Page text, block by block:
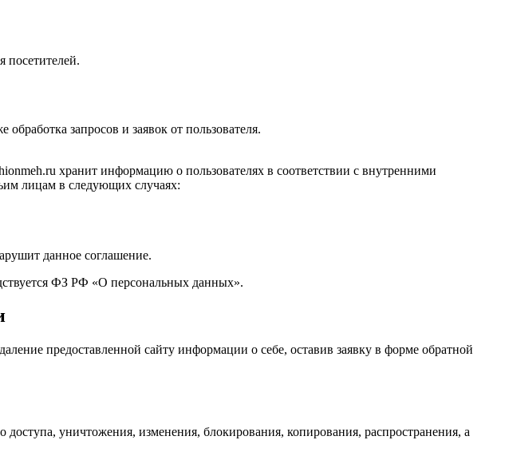
посетителей.
запросов и заявок от пользователя.
хранит информацию о пользователях в соответствии с внутренними
лицам в следующих случаях:
данное соглашение.
ФЗ РФ «О персональных данных».
предоставленной сайту информации о себе, оставив заявку в форме обратной
уничтожения, изменения, блокирования, копирования, распространения, а